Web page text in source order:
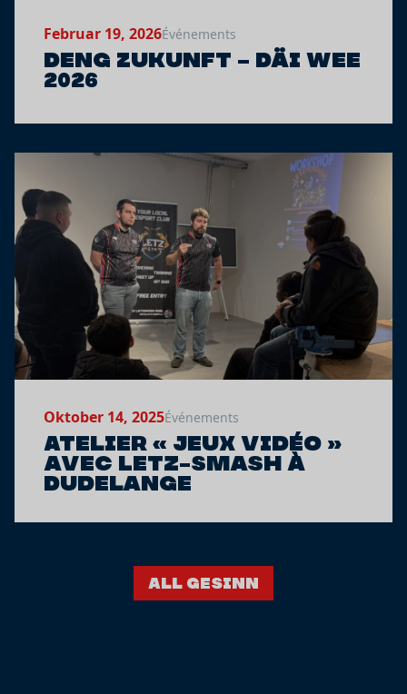
Februar 19, 2026Événements
Deng Zukunft – Däi Wee
2026
Oktober 14, 2025Événements
Atelier « Jeux vidéo »
avec Letz-Smash à
Dudelange
All gesinn